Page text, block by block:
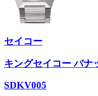
セイコー
キングセイコー バナ
SDKV005